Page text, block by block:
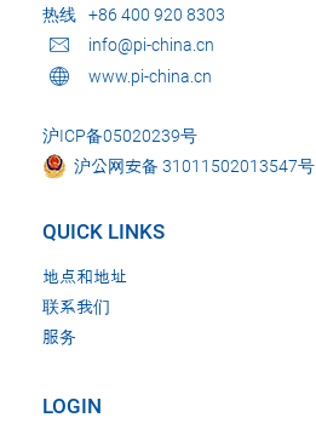
热线
+86 400 920 8303
info@pi-china.cn
www.pi-china.cn
沪ICP备05020239号
沪公网安备 31011502013547号
QUICK LINKS
地点和地址
联系我们
服务
LOGIN